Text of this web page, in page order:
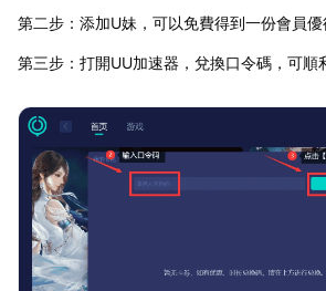
第二步：添加U妹，可以免費得到一份會員優
第三步：打開UU加速器，兌換口令碼，可順